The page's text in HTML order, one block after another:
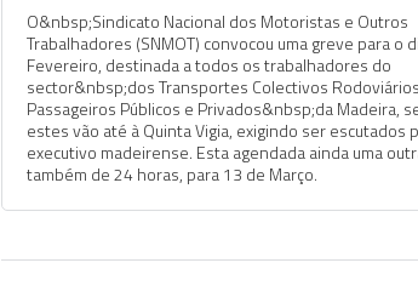
O&nbsp;Sindicato Nacional dos Motoristas e Outros
Trabalhadores (SNMOT) convocou uma greve para o
Fevereiro, destinada a todos os trabalhadores do
sector&nbsp;dos Transportes Colectivos
Passageiros Públicos e Privados&nbsp;da Madeira,
estes vão até à Quinta Vigia, exigindo ser escutados
executivo madeirense. Esta agendada ainda uma
também de 24 horas, para 13 de Março.